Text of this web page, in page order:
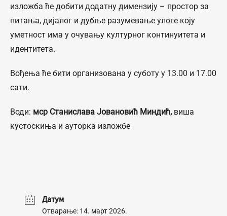
изложба ће добити додатну димензију – простор за
питања, дијалог и дубље разумевање улоге коју
уметност има у очувању културног континуитета и
идентитета.
Вођења ће бити организована у суботу у 13.00 и 17.00
сати.
Води: мср Станислава Јовановић Миндић, виша
кустоскиња и ауторка изложбе
Датум
Отварање: 14. март 2026.